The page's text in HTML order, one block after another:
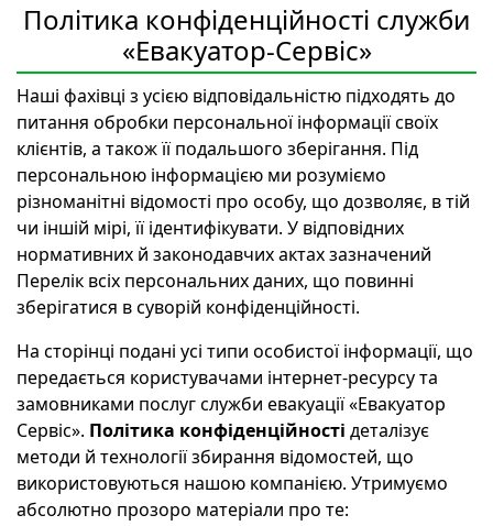
Політика конфіденційності служби
«Евакуатор-Сервіс»
Наші фахівці з усією відповідальністю підходять до
питання обробки персональної інформації своїх
клієнтів, а також її подальшого зберігання. Під
персональною інформацією ми розуміємо
різноманітні відомості про особу, що дозволяє, в тій
чи іншій мірі, її ідентифікувати. У відповідних
нормативних й законодавчих актах зазначений
Перелік всіх персональних даних, що повинні
зберігатися в суворій конфіденційності.
На сторінці подані усі типи особистої інформації, що
передається користувачами інтернет-ресурсу та
замовниками послуг служби евакуації «Евакуатор
Сервіс». Політика конфіденційності деталізує
методи й технології збирання відомостей, що
використовуються нашою компанією. Утримуємо
абсолютно прозоро матеріали про те: